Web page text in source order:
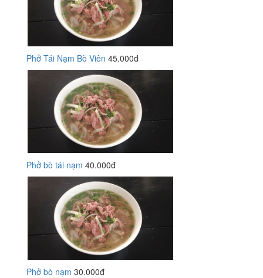
Phở Tái Nạm Bò Viên 45.000đ
Phở bò tái nạm 40.000đ
Phở bò nạm 30.000đ